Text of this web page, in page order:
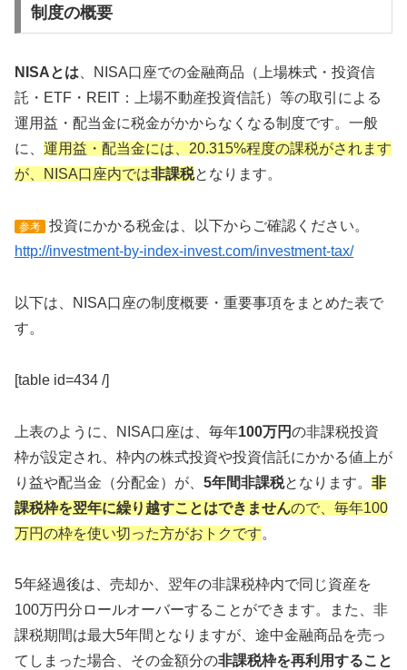
制度の概要
NISAとは 、NISA口座での金融商品（上場株式・投資信
託・ETF・REIT：上場不動産投資信託）等の取引による
運用益・配当金に税金がかからなくなる制度です。一般
に、 運用益・配当金には、20.315%程度の課税がされます
が、NISA口座内では非課税となります。
参考
投資にかかる税金は、以下からご確認ください。
http://investment-by-index-invest.com/investment-tax/
以下は、NISA口座の制度概要・重要事項をまとめた表で
す。
[table id=434 /]
上表のように、NISA口座は、毎年100万円の非課税投資
枠が設定され、枠内の株式投資や投資信託にかかる値上が
り益や配当金（分配金）が、 5年間非課税となります。 非
課税枠を翌年に繰り越すことはできませんので、毎年100
万円の枠を使い切った方がおトクです。
5年経過後は、売却か、翌年の非課税枠内で同じ資産を
100万円分ロールオーバーすることができます。また、非
課税期間は最大5年間となりますが、途中金融商品を売っ
てしまった場合、その金額分の非課税枠を再利用すること